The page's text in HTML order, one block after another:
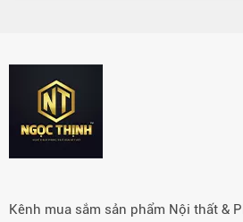
Kênh mua sắm sản phẩm Nội thất &